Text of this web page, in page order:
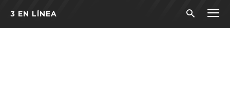
3 EN LÍNEA